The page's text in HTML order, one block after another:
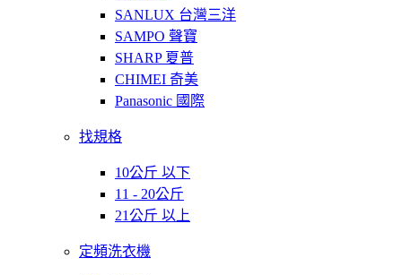
SANLUX 台灣三洋
SAMPO 聲寶
SHARP 夏普
CHIMEI 奇美
Panasonic 國際
找規格
10公斤 以下
11 - 20公斤
21公斤 以上
定頻洗衣機